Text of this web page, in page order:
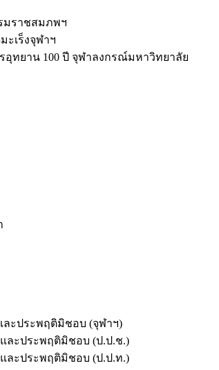
มราชสมภพฯ
เร็งจุฬาฯ
อุทยาน 100 ปี จุฬาลงกรณ์มหาวิทยาลัย
ละประพฤติมิชอบ (จุฬาฯ)
และประพฤติมิชอบ (ป.ป.ช.)
และประพฤติมิชอบ (ป.ป.ท.)